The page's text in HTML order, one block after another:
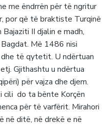
me ëndrrën për të ngritur
por që të braktiste Turqinë
II djalin e madh,
Më 1486 nisi
të qytetit. U ndërtuan
Gjithashtu u ndërtua
për vajza dhe djem.
cili do ta bënte Korçën
për të varfërit. Mirahori
në ditë, në drekë e në